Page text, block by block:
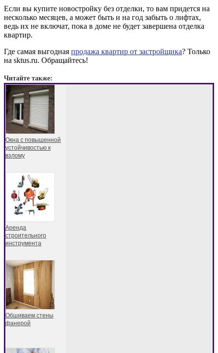
Если вы купите новостройку без отделки, то вам придется на
несколько месяцев, а может быть и на год забыть о лифтах,
ведь их не включат, пока в доме не будет завершена отделка
квартир.
Где самая выгодная продажа квартир от застройщика? Только
на sktus.ru. Обращайтесь!
Читайте также:
Окна с повышенной
устойчивостью к
взлому
Аренда
строительного
инструмента
Обшиваем стены
фанерой